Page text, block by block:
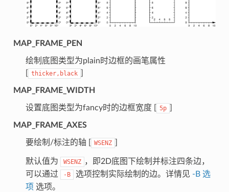
MAP_FRAME_PEN
绘制底图类型为plain时边框的画笔属性
thicker,black
MAP_FRAME_WIDTH
设置底图类型为fancy时的边框宽度 [ 5p
MAP_FRAME_AXES
要绘制/标注的轴 [ WSENZ
默认值为 WSENZ ，即2D底图下绘制并标注四条边，
可以通过
-B 选项控制实际绘制的边。详情见 -B 选
项 选项。